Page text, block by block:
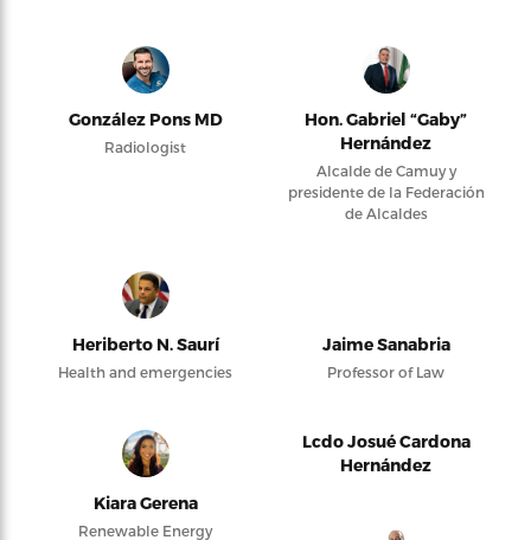
González Pons MD
Radiologist
Hon. Gabriel “Gaby”
Hernández
Alcalde de Camuy y
presidente de la Federación
de Alcaldes
Heriberto N. Saurí
Health and emergencies
Jaime Sanabria
Professor of Law
Kiara Gerena
Renewable Energy
Lcdo Josué Cardona
Hernández